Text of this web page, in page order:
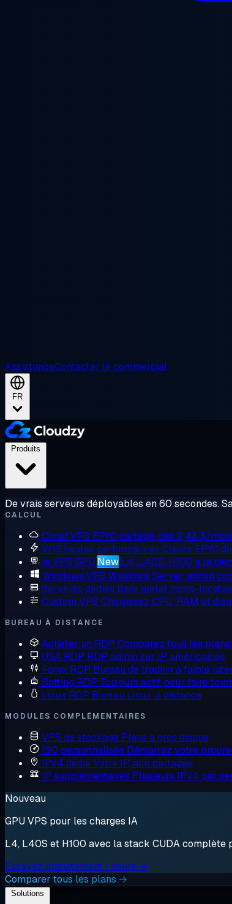
AssistanceContacter le commercial
FR
De vrais serveurs déployables en 60 secondes.
CALCUL
Cloud VPS EPYC partagé, dès 2,48 $/mois
VPS hautes performances Cœurs EPYC
le VPS GPU New L4, L40S, H100 à la
Windows VPS Windows Server, admin
Serveurs dédiés Bare metal mono-
Custom VPS Choisissez CPU, RAM et
BUREAU À DISTANCE
Acheter un RDP Comparez tous les plans
USA RDP RDP admin sur IP américaines
Forex RDP Bureau de trading à faible
Botting RDP Toujours actif pour faire
Linux RDP Bureau Linux, à distance
MODULES COMPLÉMENTAIRES
VPS de stockage Plans à gros disque
ISO personnalisée Démarrez votre
IPv4 dédiéVotre IP, non partagée
IP supplémentaires Plusieurs IPv4 par
Nouveau
GPU VPS pour les charges IA
L4, L40S et H100 avec la stack CUDA complète
Essayez gratuitement 1 heure →
Comparer tous les plans →